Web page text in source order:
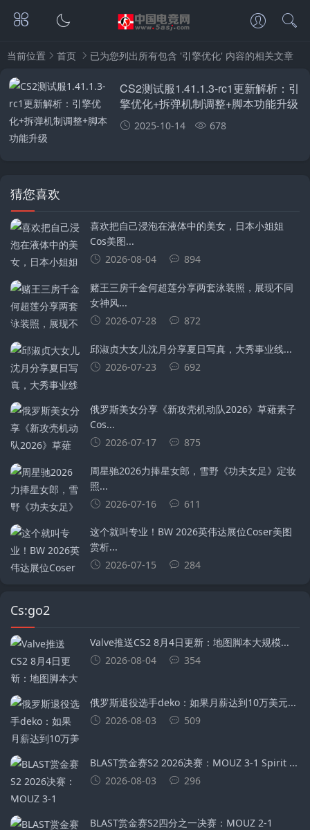
当前位置 首页 已为您列出所有包含 '引擎优化' 内容的相关文章
CS2测试服1.41.1.3-rc1更新解析：引
擎优化+拆弹机制调整+脚本功能升级
2025-10-14 678
猜您喜欢
喜欢把自己浸泡在液体中的美女，日本小姐姐
Cos美图...
2026-08-04
894
赌王三房千金何超莲分享两套泳装照，展现不同
女神风...
2026-07-28
872
邱淑贞大女儿沈月分享夏日写真，大秀事业线...
2026-07-23
692
俄罗斯美女分享《新攻壳机动队2026》草薙素子
Cos...
2026-07-17
875
周星驰2026力捧星女郎，雪野《功夫女足》定妆
照...
2026-07-16
611
这个就叫专业！BW 2026英伟达展位Coser美图
赏析...
2026-07-15
284
Cs:go2
Valve推送CS2 8月4日更新：地图脚本大规模...
2026-08-04
354
俄罗斯退役选手deko：如果月薪达到10万美元...
2026-08-03
509
BLAST赏金赛S2 2026决赛：MOUZ 3-1 Spirit ...
2026-08-03
296
BLAST赏金赛S2四分之一决赛：MOUZ 2-1